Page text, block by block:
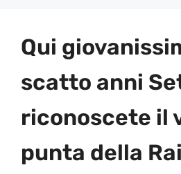
Qui
scatto anni
riconoscete il
punta della